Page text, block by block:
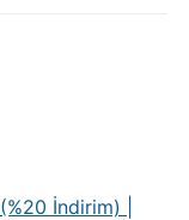
İndirim) |